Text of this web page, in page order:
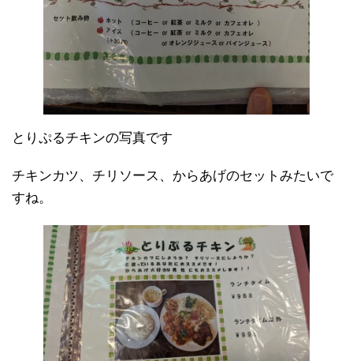
とりぷるチキンの写真です
チキンカツ、チリソース、からあげのセットみたいで
すね。